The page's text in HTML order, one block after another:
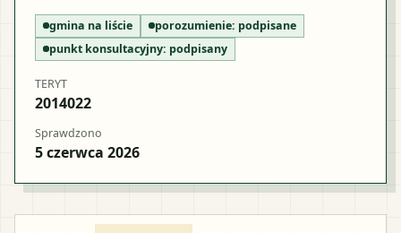
gmina na liście porozumienie: podpisane
punkt konsultacyjny: podpisany
TERYT
2014022
Sprawdzono
5 czerwca 2026